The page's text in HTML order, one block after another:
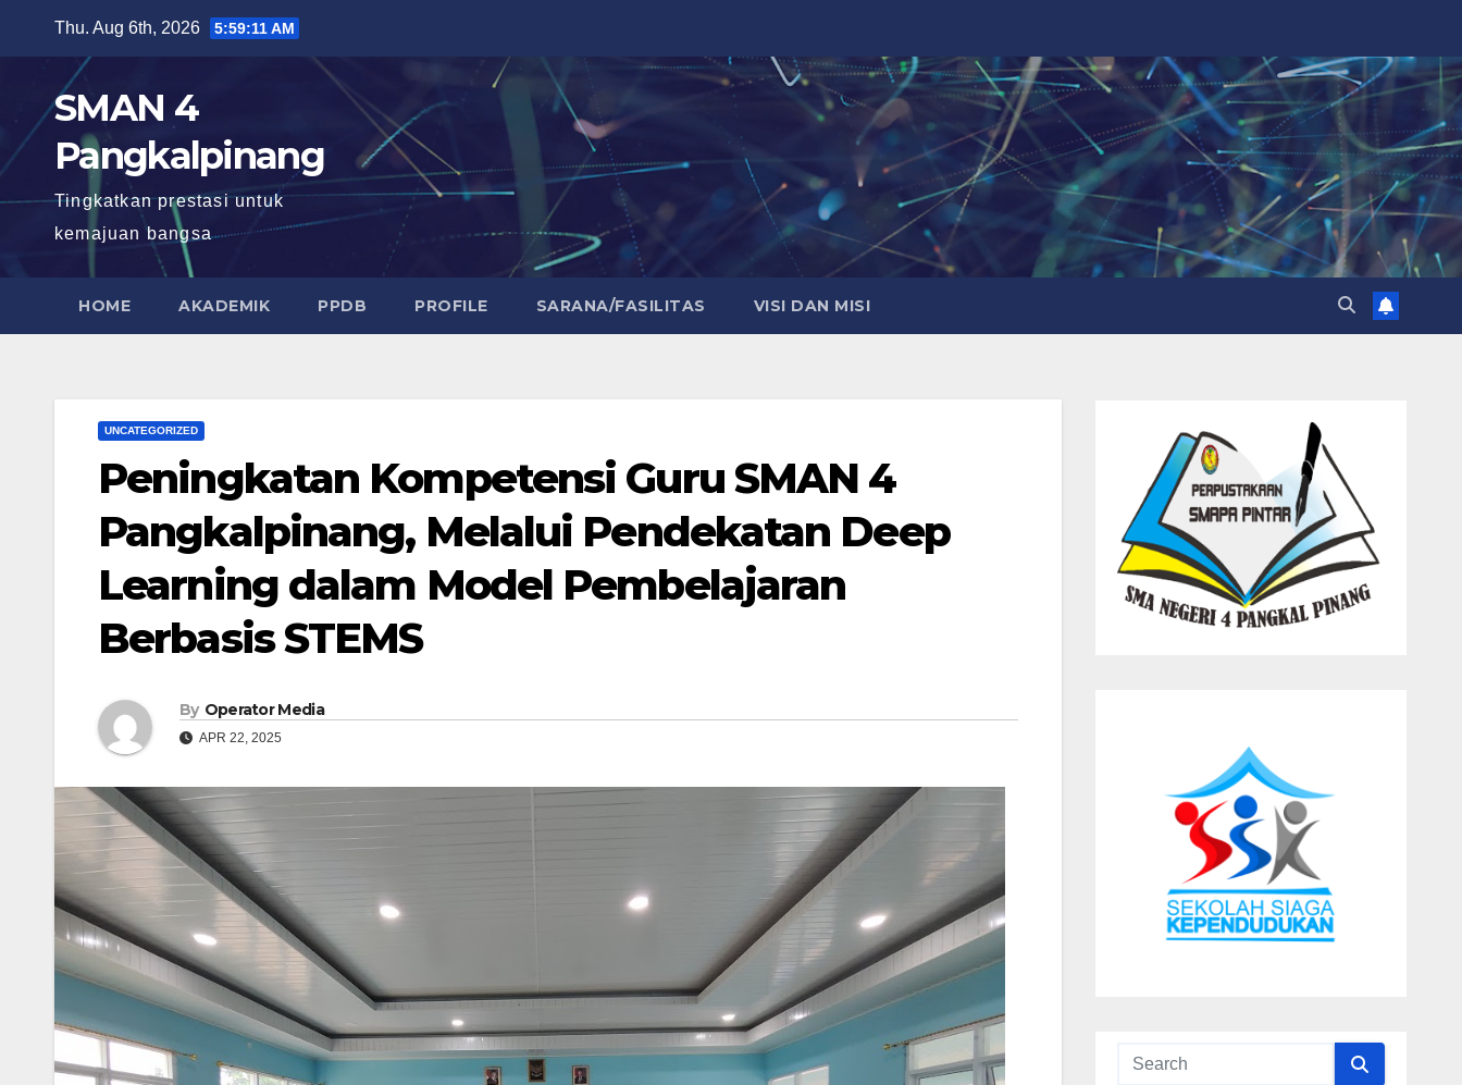
Thu. Aug 6th, 2026 5:59:13 AM
SMAN 4
Pangkalpinang
Tingkatkan prestasi untuk
kemajuan bangsa
HOME AKADEMIK PPDB PROFILE SARANA/FASILITAS VISI DAN MISI
UNCATEGORIZED
Peningkatan Kompetensi Guru SMAN 4
Pangkalpinang, Melalui Pendekatan Deep
Learning dalam Model Pembelajaran
Berbasis STEMS
By Operator Media
APR 22, 2025